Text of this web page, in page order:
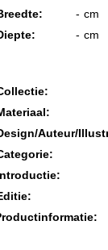
- cm
- cm
Auteur/